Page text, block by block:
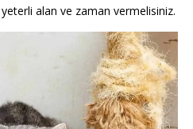
alan ve zaman vermelisiniz.